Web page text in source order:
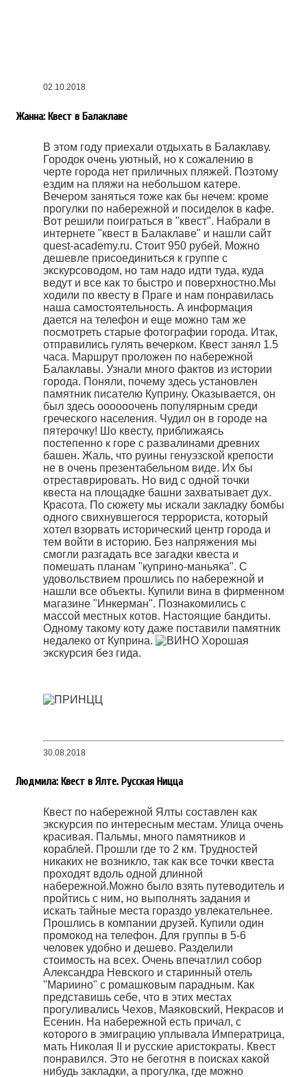
02.10.2018
Жанна: Квест в Балаклаве
В этом году приехали отдыхать в Балаклаву.
Городок очень уютный, но к сожалению в
черте города нет приличных пляжей. Поэтому
ездим на пляжи на небольшом катере.
Вечером заняться тоже как бы нечем: кроме
прогулки по набережной и посиделок в кафе.
Вот решили поиграться в "квест". Набрали в
интернете "квест в Балаклаве" и нашли сайт
quest-academy.ru. Стоит 950 рубей. Можно
дешевле присоединиться к группе с
экскурсоводом, но там надо идти туда, куда
ведут и все как то быстро и поверхностно.Мы
ходили по квесту в Праге и нам понравилась
наша самостоятельность. А информация
дается на телефон и еще можно там же
посмотреть старые фотографии города. Итак,
отправились гулять вечерком. Квест занял 1.5
часа. Маршрут проложен по набережной
Балаклавы. Узнали много фактов из истории
города. Поняли, почему здесь установлен
памятник писателю Куприну. Оказывается, он
был здесь оооооочень популярным среди
греческого населения. Чудил он в городе на
пятерочку! Шо квесту, приближаясь
постепенно к горе с развалинами древних
башен. Жаль, что руины генуэзской крепости
не в очень презентабельном виде. Их бы
отреставрировать. Но вид с одной точки
квеста на площадке башни захватывает дух.
Красота. По сюжету мы искали закладку бомбы
одного свихнувшегося террориста, который
хотел взорвать исторический центр города и
тем войти в историю. Без напряжения мы
смогли разгадать все загадки квеста и
помешать планам "куприно-маньяка". С
удовольствием прошлись по набережной и
нашли все объекты. Купили вина в фирменном
магазине "Инкерман". Познакомились с
массой местных котов. Настоящие бандиты.
Одному такому коту даже поставили памятник
недалеко от Куприна.
Хорошая
экскурсия без гида.
30.08.2018
Людмила: Квест в Ялте. Русская Ницца
Квест по набережной Ялты составлен как
экскурсия по интересным местам. Улица очень
красивая. Пальмы, много памятников и
кораблей. Прошли где то 2 км. Трудностей
никаких не возникло, так как все точки квеста
проходят вдоль одной длинной
набережной.Можно было взять путеводитель и
пройтись с ним, но выполнять задания и
искать тайные места гораздо увлекательнее.
Прошлись в компании друзей. Купили один
промокод на телефон. Для группы в 5-6
человек удобно и дешево. Разделили
стоимость на всех. Очень впечатлил собор
Александра Невского и старинный отель
"Мариино" с ромашковым парадным. Как
представишь себе, что в этих местах
прогуливались Чехов, Маяковский, Некрасов и
Есенин. На набережной есть причал, с
которого в эмиграцию уплывала Императрица,
мать Николая II и русские аристократы. Квест
понравился. Это не беготня в поисках какой
нибудь закладки, а прогулка, где можно